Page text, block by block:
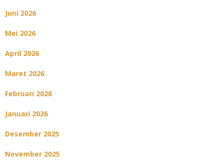
Juni 2026
Mei 2026
April 2026
Maret 2026
Februari 2026
Januari 2026
Desember 2025
November 2025